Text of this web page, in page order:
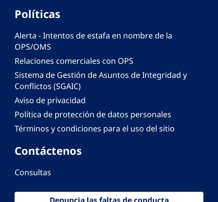
Políticas
Alerta - Intentos de estafa en nombre de la
OPS/OMS
Relaciones comerciales con OPS
Sistema de Gestión de Asuntos de Integridad y
Conflictos (SGAIC)
Aviso de privacidad
Política de protección de datos personales
Términos y condiciones para el uso del sitio
Contáctenos
Consultas